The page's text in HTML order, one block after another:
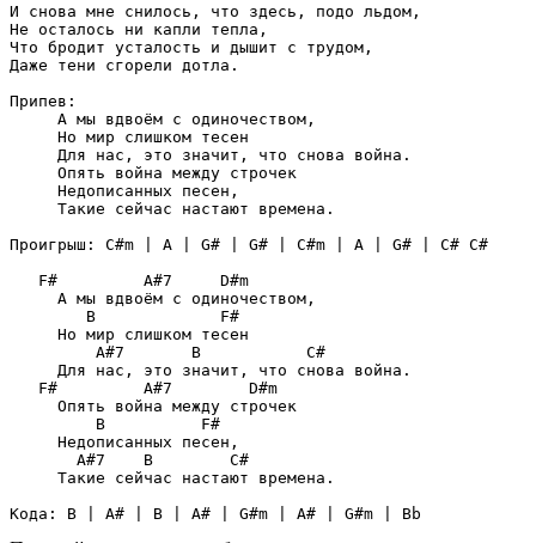
И снова мне снилось, что здесь, подо льдом,
Не осталось ни капли тепла,
Что бродит усталость и дышит с трудом,
Даже тени сгорели дотла.
Припев:
     А мы вдвоём с одиночеством,
     Но мир слишком тесен
     Для нас, это значит, что снова война.
     Опять война между строчек
     Недописанных песен,
     Такие сейчас настают времена.
Проигрыш: C#m | A | G# | G# | C#m | A | G# | C# C#
   F#         A#7     D#m
     А мы вдвоём с одиночеством,
        B             F#
     Но мир слишком тесен
         A#7       B           C#
     Для нас, это значит, что снова война.
   F#         A#7        D#m
     Опять война между строчек
         B          F#
     Недописанных песен,
       A#7    B        C#
     Такие сейчас настают времена.
Кода: B | A# | B | A# | G#m | A# | G#m | Bb